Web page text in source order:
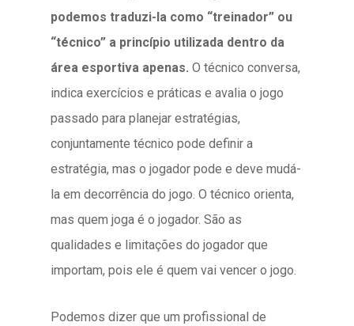
podemos traduzi-la como “treinador” ou
“técnico” a princípio utilizada dentro da
área esportiva apenas. O técnico conversa,
indica exercícios e práticas e avalia o jogo
passado para planejar estratégias,
conjuntamente técnico pode definir a
estratégia, mas o jogador pode e deve mudá-
la em decorrência do jogo. O técnico orienta,
mas quem joga é o jogador. São as
qualidades e limitações do jogador que
importam, pois ele é quem vai vencer o jogo.
Podemos dizer que um profissional de